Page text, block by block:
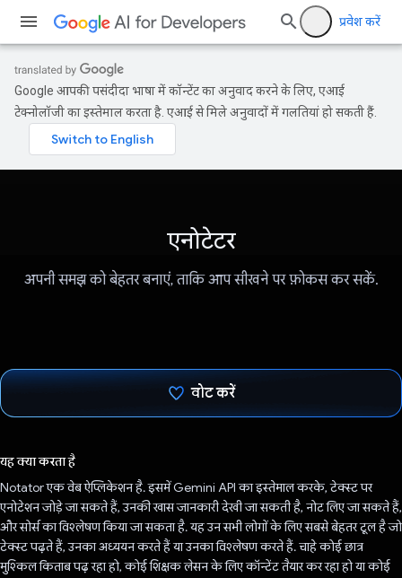
प्रवेश करें
Google आपकी पसंदीदा भाषा में कॉन्टेंट का अनुवाद करने के लिए, एआई
टेक्नोलॉजी का इस्तेमाल करता है. एआई से मिले अनुवादों में गलतियां हो सकती हैं.
एनोटेटर
अपनी समझ को बेहतर बनाएं, ताकि आप सीखने पर फ़ोकस कर सकें.
वोट करें
यह क्या करता है
Notator एक वेब ऐप्लिकेशन है. इसमें Gemini API का इस्तेमाल करके, टेक्स्ट पर
एनोटेशन जोड़े जा सकते हैं, उनकी खास जानकारी देखी जा सकती है, नोट लिए जा सकते हैं,
और सोर्स का विश्लेषण किया जा सकता है. यह उन सभी लोगों के लिए सबसे बेहतर टूल है जो
टेक्स्ट पढ़ते हैं, उनका अध्ययन करते हैं या उनका विश्लेषण करते हैं. चाहे कोई छात्र
मुश्किल किताब पढ़ रहा हो, कोई शिक्षक लेसन के लिए कॉन्टेंट तैयार कर रहा हो या कोई